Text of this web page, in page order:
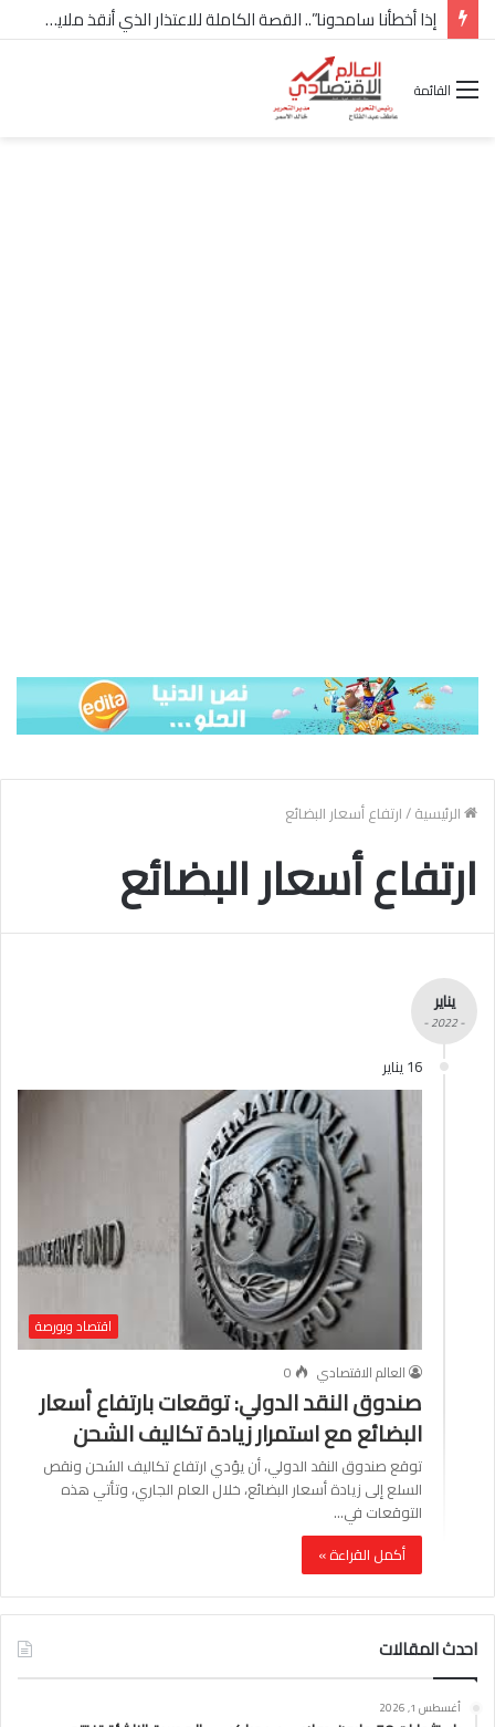
إذا أخطأنا سامحونا”.. القصة الكاملة للاعتذار الذي أنقذ ملايين “إعمار” في الساحل الشمالي
القائمة
الرئيسية/ارتفاع أسعار البضائع
ارتفاع أسعار البضائع
يناير
- 2022 -
16 يناير
اقتصاد وبورصة
العالم الاقتصادي
0
صندوق النقد الدولي: توقعات بارتفاع أسعار
البضائع مع استمرار زيادة تكاليف الشحن
توقع صندوق النقد الدولي، أن يؤدي ارتفاع تكاليف الشحن ونقص
السلع إلى زيادة أسعار البضائع، خلال العام الجاري، وتأتي هذه
التوقعات في…
أكمل القراءة »
احدث المقالات
أغسطس 1, 2026